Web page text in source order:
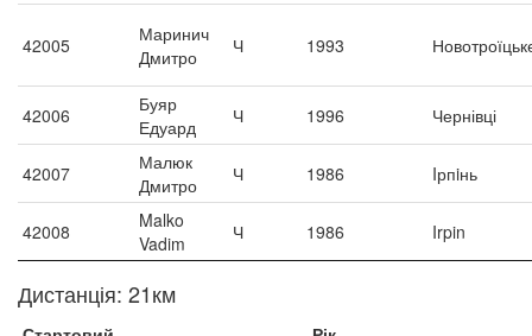
42005
Маринич
Дмитро
Ч 1993
42006
Буяр
Едуард
Ч 1996 Чернівці
42007
Малюк
Дмитро
Ч 1986 Iрпiнь
42008
Malko
Vadim
Ч 1986 Irpin
Дистанція: 21км